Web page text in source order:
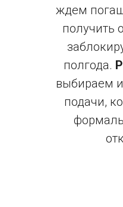
ждем
получить
полгода.
выбираем
подачи,